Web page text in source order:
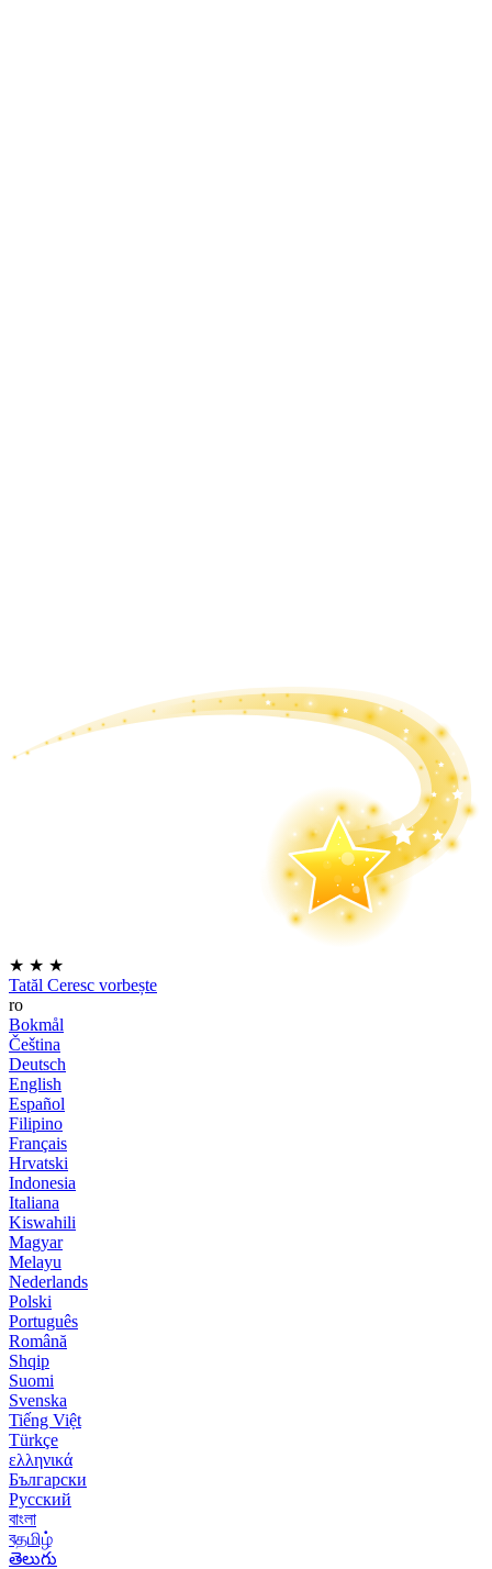
★ ★ ★
Tatăl Ceresc vorbește
ro
Bokmål
Čeština
Deutsch
English
Español
Filipino
Français
Hrvatski
Indonesia
Italiana
Kiswahili
Magyar
Melayu
Nederlands
Polski
Português
Română
Shqip
Suomi
Svenska
Tiếng Việt
Türkçe
ελληνικά
Български
Русский
বাংলা
বதமிழ்
తెలుగు